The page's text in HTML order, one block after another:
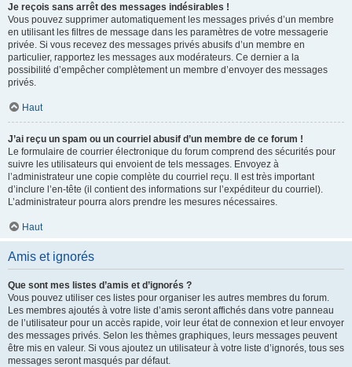
Je reçois sans arrêt des messages indésirables !
Vous pouvez supprimer automatiquement les messages privés d’un membre
en utilisant les filtres de message dans les paramètres de votre messagerie
privée. Si vous recevez des messages privés abusifs d’un membre en
particulier, rapportez les messages aux modérateurs. Ce dernier a la
possibilité d’empêcher complètement un membre d’envoyer des messages
privés.
Haut
J’ai reçu un spam ou un courriel abusif d’un membre de ce forum !
Le formulaire de courrier électronique du forum comprend des sécurités pour
suivre les utilisateurs qui envoient de tels messages. Envoyez à
l’administrateur une copie complète du courriel reçu. Il est très important
d’inclure l’en-tête (il contient des informations sur l’expéditeur du courriel).
L’administrateur pourra alors prendre les mesures nécessaires.
Haut
Amis et ignorés
Que sont mes listes d’amis et d’ignorés ?
Vous pouvez utiliser ces listes pour organiser les autres membres du forum.
Les membres ajoutés à votre liste d’amis seront affichés dans votre panneau
de l’utilisateur pour un accès rapide, voir leur état de connexion et leur envoyer
des messages privés. Selon les thèmes graphiques, leurs messages peuvent
être mis en valeur. Si vous ajoutez un utilisateur à votre liste d’ignorés, tous ses
messages seront masqués par défaut.